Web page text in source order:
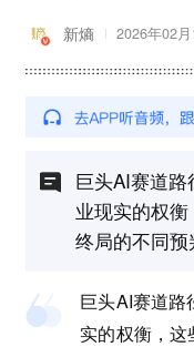
新熵 2026年02
巨头AI赛道
业现实的权
终局的不同预
巨头AI赛道路
实的权衡，这